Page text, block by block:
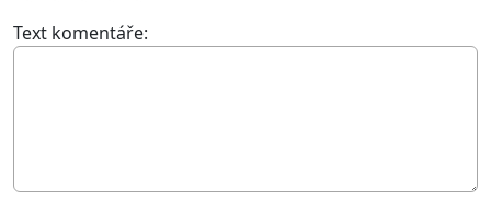
Text komentáře: